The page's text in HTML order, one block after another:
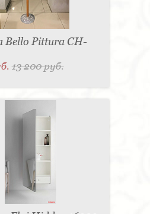
Bello Pittura CH-
13 200 руб.